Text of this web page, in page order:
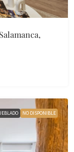
NO DISPONIBLE